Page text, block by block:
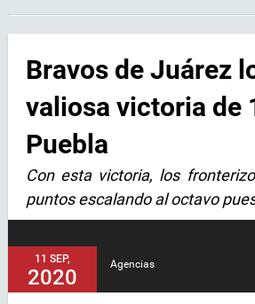
Bravos de Juárez
valiosa victoria de
Puebla
Con esta victoria, los
puntos escalando al octavo
11 SEP,
2020
Agencias